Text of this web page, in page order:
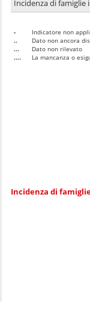
Incidenza di famiglie
-
Indicatore non
..
Dato non ancora
...
Dato non rilevato
....
La mancanza o
Incidenza di